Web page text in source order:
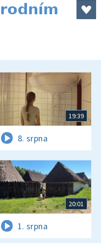
19:39
8. srpna
20:01
1. srpna